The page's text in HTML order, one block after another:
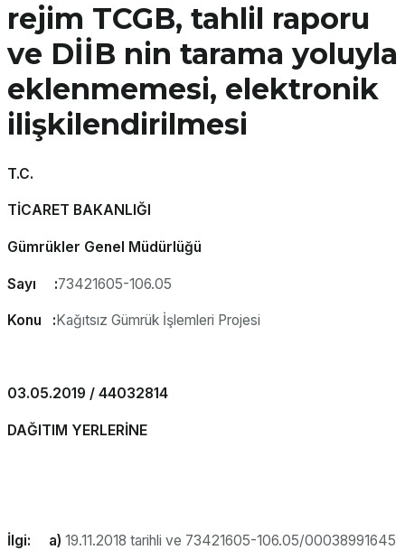
rejim TCGB, tahlil raporu
ve DİİB nin tarama yoluyla
eklenmemesi, elektronik
ilişkilendirilmesi
T.C.
TİCARET BAKANLIĞI
Gümrükler Genel Müdürlüğü
Sayı :73421605-106.05
Konu : Kağıtsız Gümrük İşlemleri Projesi
03.05.2019 / 44032814
DAĞITIM YERLERİNE
İlgi: a) 19.11.2018 tarihli ve 73421605-106.05/00038991645